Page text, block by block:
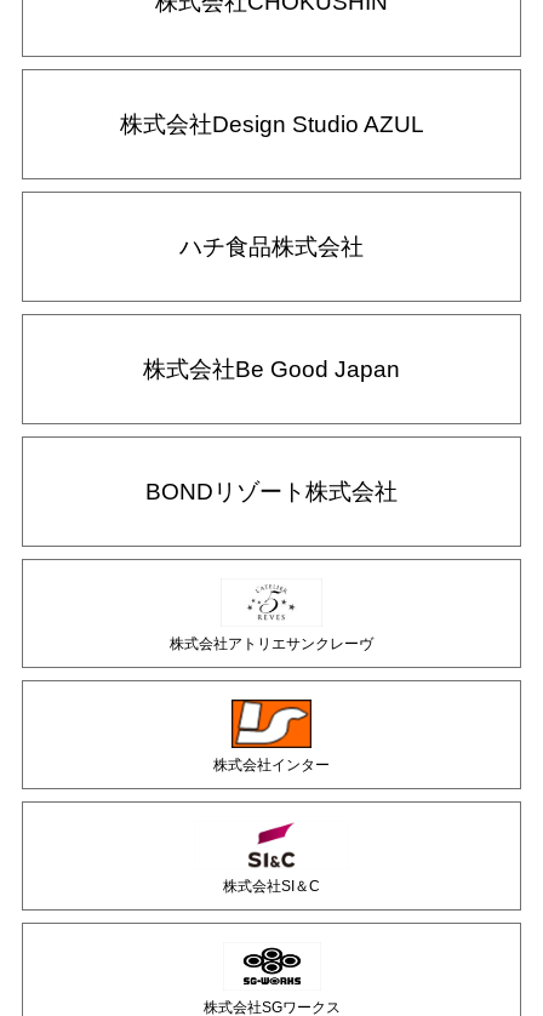
株式会社Design Studio AZUL
ハチ食品株式会社
株式会社Be Good Japan
BONDリゾート株式会社
株式会社アトリエサンクレーヴ
株式会社インター
株式会社SI＆C
株式会社SGワークス